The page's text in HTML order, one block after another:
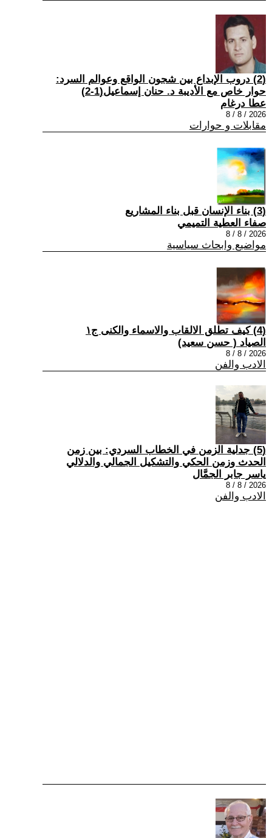
(2) دروب الإبداع بين شجون الواقع وعوالم السرد:
حوار خاص مع الأديبة د. حنان إسماعيل(1-2)
عطا درغام
2026 / 8 / 8
مقابلات و حوارات
(3) بناء الإنسان قبل بناء المشاريع
صفاء العطية التميمي
2026 / 8 / 8
مواضيع وابحاث سياسية
(4) كيف تطلق الالقاب والاسماء والكنى ج١
الصياد ‏( حسن سعيد‏)
2026 / 8 / 8
الادب والفن
(5) جدلية الزمن في الخطاب السردي: بين زمن
الحدث وزمن الحكي والتشكيل الجمالي والدلالي
ياسر جابر الجمَّال
2026 / 8 / 8
الادب والفن